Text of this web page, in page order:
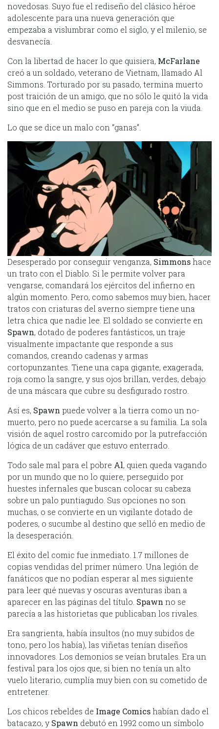
novedosas. Suyo fue el rediseño del clásico héroe
adolescente para una nueva generación que
empezaba a vislumbrar como el siglo, y el milenio, se
desvanecía.
Con la libertad de hacer lo que quisiera, McFarlane
creó a un soldado, veterano de Vietnam, llamado Al
Simmons. Torturado por su pasado, termina muerto
post traición de un amigo, que no sólo le quitó la vida
sino que en el medio se puso en pareja con la viuda.
Lo que se dice un malo con “ganas”.
Desesperado por conseguir venganza, Simmonshace
un trato con el Diablo. Si le permite volver para
vengarse, comandará los ejércitos del infierno en
algún momento. Pero, como sabemos muy bien, hacer
tratos con criaturas del averno siempre tiene una
letra chica que nadie lee. El soldado se convierte en
Spawn, dotado de poderes fantásticos, un traje
visualmente impactante que responde a sus
comandos, creando cadenas y armas
cortopunzantes. Tiene una capa gigante, exagerada,
roja como la sangre, y sus ojos brillan, verdes, debajo
de una máscara que cubre su desfigurado rostro.
Así es, Spawn puede volver a la tierra como un no-
muerto, pero no puede acercarse a su familia. La sola
visión de aquel rostro carcomido por la putrefacción
lógica de un cadáver que estuvo enterrado.
Todo sale mal para el pobre Al, quien queda vagando
por un mundo que no lo quiere, perseguido por
huestes infernales que buscan colocar su cabeza
sobre un palo puntiagudo. Sus opciones no son
muchas, o se convierte en un vigilante dotado de
poderes, o sucumbe al destino que selló en medio de
la desesperación.
El éxito del comic fue inmediato. 1.7 millones de
copias vendidas del primer número. Una legión de
fanáticos que no podían esperar al mes siguiente
para leer qué nuevas y oscuras aventuras iban a
aparecer en las páginas del título. Spawn no se
parecía a las historietas que publicaban los rivales.
Era sangrienta, había insultos (no muy subidos de
tono, pero los había), las viñetas tenían diseños
innovadores. Los demonios se veían brutales. Era un
festival para los ojos que, si bien no tenía un alto
vuelo literario, cumplía muy bien con su cometido de
entretener.
Los chicos rebeldes de Image Comicshabían dado el
batacazo, y Spawn debutó en 1992 como un símbolo